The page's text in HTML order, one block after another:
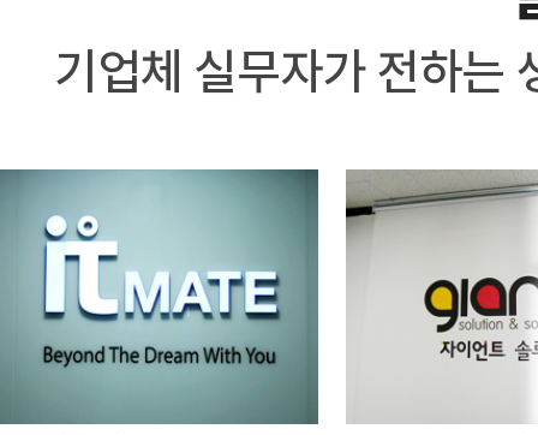
사업 제휴 문의
언론보도
오시는길
강사 구인
취업현
협력기
인재 채용
기업체 실무자가 전하는